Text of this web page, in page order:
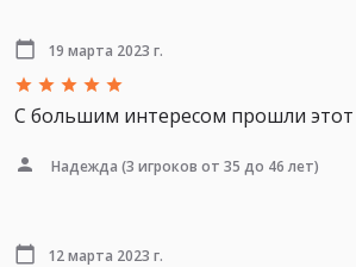
19 марта 2023 г.
С большим интересом прошли этот
Надежда (3 игроков от 35 до 46 лет)
12 марта 2023 г.